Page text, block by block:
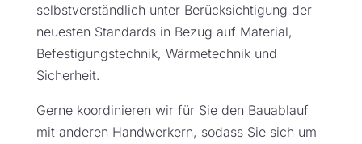
selbstverständlich unter Berücksichtigung der
neuesten Standards in Bezug auf Material,
Befestigungstechnik, Wärmetechnik und
Sicherheit.
Gerne koordinieren wir für Sie den Bauablauf
mit anderen Handwerkern, sodass Sie sich um